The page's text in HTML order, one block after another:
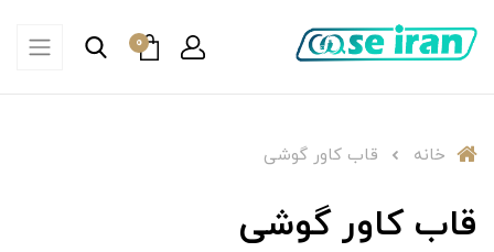
0
خانه قاب کاور گوشی
قاب کاور گوشی